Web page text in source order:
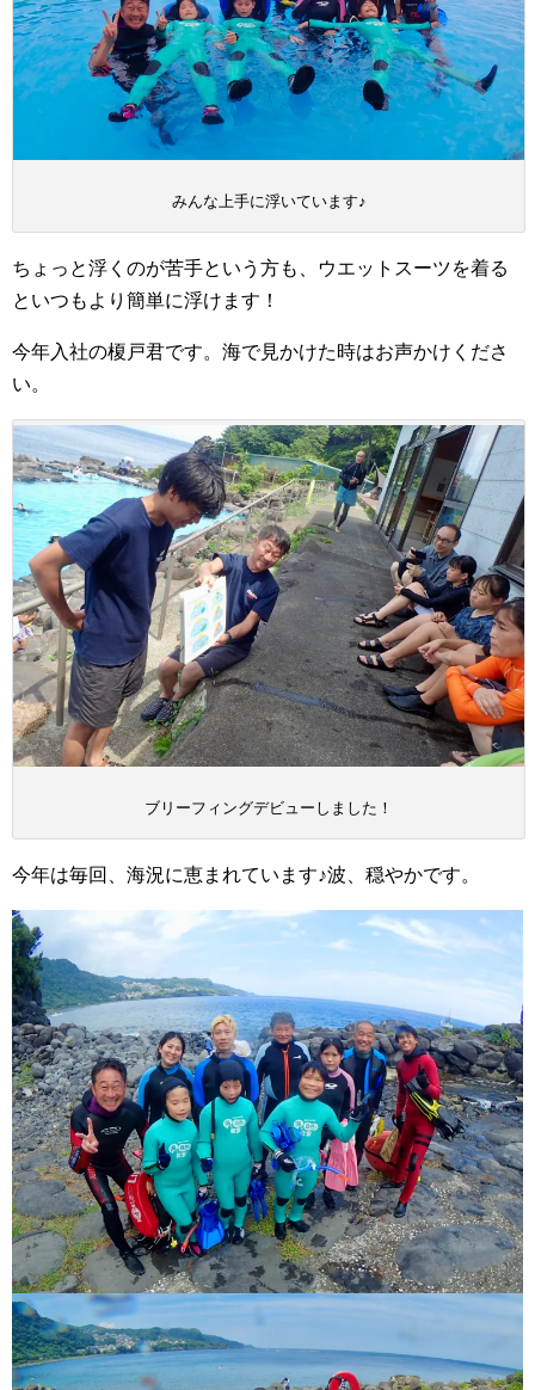
みんな上手に浮いています♪
ちょっと浮くのが苦手という方も、ウエットスーツを着る
といつもより簡単に浮けます！
今年入社の榎戸君です。海で見かけた時はお声かけくださ
い。
ブリーフィングデビューしました！
今年は毎回、海況に恵まれています♪波、穏やかです。